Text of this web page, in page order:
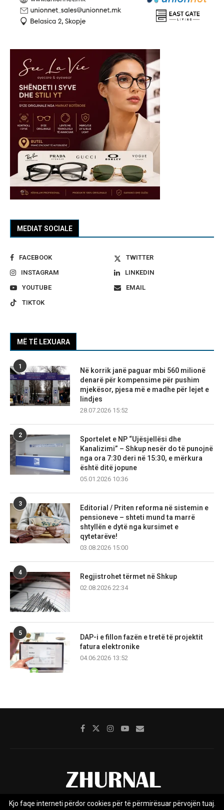
MEDIAT SOCIALE
FACEBOOK
TWITTER
INSTAGRAM
LINKEDIN
YOUTUBE
EMAIL
TIKTOK
MË TË LEXUARA
1
Në korrik janë paguar mbi 560 milionë
denarë për kompensime për pushim
mjekësor, pjesa më e madhe për lejet e
lindjes
28.07.2026 15:52
2
Sportelet e NP “Ujësjellësi dhe
Kanalizimi” – Shkup nesër do të punojnë
nga ora 7:30 deri në 15:30, e mërkura
është ditë jopune
05.01.2026 10:36
3
Editorial / Priten reforma në sistemin e
pensioneve – shteti mund ta marrë
shtyllën e dytë nga kursimet e
qytetarëve!
03.08.2026 15:00
4
Regjistrohet tërmet në Shkup
02.08.2026 22:34
5
DAP-i e fillon fazën e tretë të projektit
fatura elektronike
04.06.2026 13:52
Kjo faqe interneti përdor cookies për të përmirësuar përvojën tuaj.